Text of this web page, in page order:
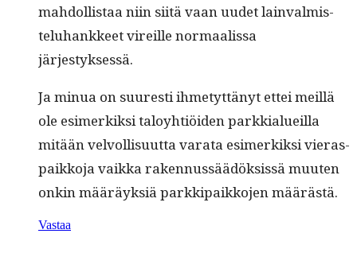
mah­dol­lis­taa niin siitä vaan uudet lain­valmis­
teluhankkeet vireille nor­maalis­sa
järjestyksessä.
Ja min­ua on suuresti ihme­tyt­tänyt ettei meil­lä
ole esimerkik­si taloy­htiöi­den parkkialueil­la
mitään velvol­lisu­ut­ta vara­ta esimerkik­si viera­s­
paikko­ja vaik­ka raken­nussäädök­sis­sä muuten
onkin määräyk­siä parkkipaikko­jen määrästä.
Vastaa